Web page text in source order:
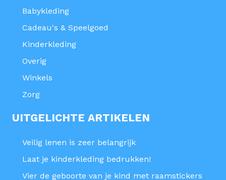
Babykleding
Cadeau's & Speelgoed
Kinderkleding
Overig
Winkels
Zorg
UITGELICHTE ARTIKELEN
Veilig lenen is zeer belangrijk
Laat je kinderkleding bedrukken!
Vier de geboorte van je kind met raamstickers